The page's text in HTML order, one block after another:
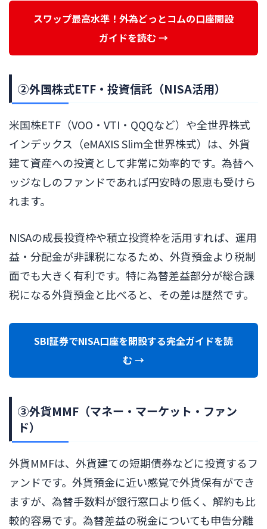
スワップ最高水準！外為どっとコムの口座開設
ガイドを読む →
②外国株式ETF・投資信託（NISA活用）
米国株ETF（VOO・VTI・QQQなど）や全世界株式
インデックス（eMAXIS Slim全世界株式）は、外貨
建て資産への投資として非常に効率的です。為替ヘ
ッジなしのファンドであれば円安時の恩恵も受けら
れます。
NISAの成長投資枠や積立投資枠を活用すれば、運用
益・分配金が非課税になるため、外貨預金より税制
面でも大きく有利です。特に為替差益部分が総合課
税になる外貨預金と比べると、その差は歴然です。
SBI証券でNISA口座を開設する完全ガイドを読
む →
③外貨MMF（マネー・マーケット・ファン
ド）
外貨MMFは、外貨建ての短期債券などに投資するフ
ァンドです。外貨預金に近い感覚で外貨保有ができ
ますが、為替手数料が銀行窓口より低く、解約も比
較的容易です。為替差益の税金についても申告分離